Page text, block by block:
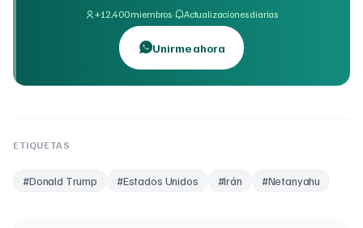
+12,400 miembros· Actualizaciones diarias
Unirme ahora
ETIQUETAS
#Donald Trump #Estados Unidos #Irán #Netanyahu